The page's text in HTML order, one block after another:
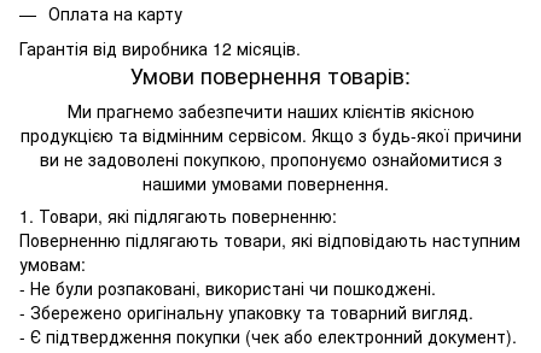
Оплата на карту
Гарантія від виробника 12 місяців.
Умови повернення товарів:
Ми прагнемо забезпечити наших клієнтів якісною
продукцією та відмінним сервісом. Якщо з будь-якої причини
ви не задоволені покупкою, пропонуємо ознайомитися з
нашими умовами повернення.
1. Товари, які підлягають поверненню:
Поверненню підлягають товари, які відповідають наступним
умовам:
- Не були розпаковані, використані чи пошкоджені.
- Збережено оригінальну упаковку та товарний вигляд.
- Є підтвердження покупки (чек або електронний документ).